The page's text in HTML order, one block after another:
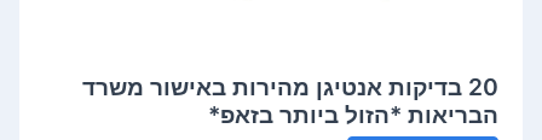
20 בדיקות אנטיגן מהירות באישור משרד
הבריאות *הזול ביותר בזאפ*